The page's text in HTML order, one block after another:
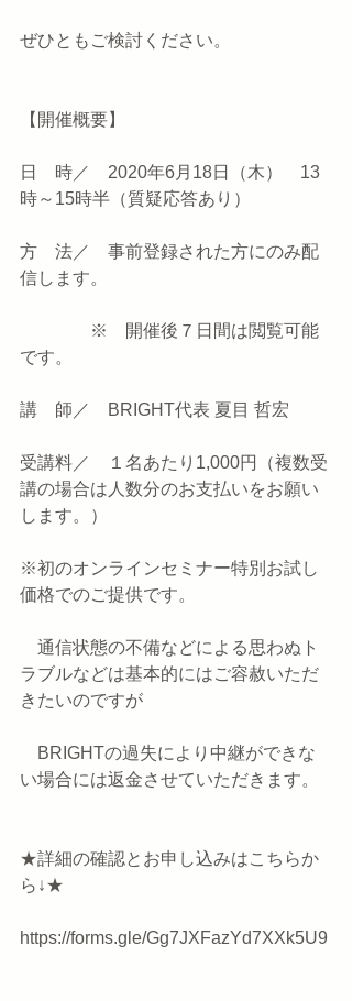
ぜひともご検討ください。
【開催概要】
日　時／　2020年6月18日（木）　13
時～15時半（質疑応答あり）
方　法／　事前登録された方にのみ配
信します。
※　開催後７日間は閲覧可能
です。
講　師／　BRIGHT代表 夏目 哲宏
受講料／　１名あたり1,000円（複数受
講の場合は人数分のお支払いをお願い
します。）
※初のオンラインセミナー特別お試し
価格でのご提供です。
通信状態の不備などによる思わぬト
ラブルなどは基本的にはご容赦いただ
きたいのですが
BRIGHTの過失により中継ができな
い場合には返金させていただきます。
★詳細の確認とお申し込みはこちらか
ら↓★
https://forms.gle/Gg7JXFazYd7XXk5U9